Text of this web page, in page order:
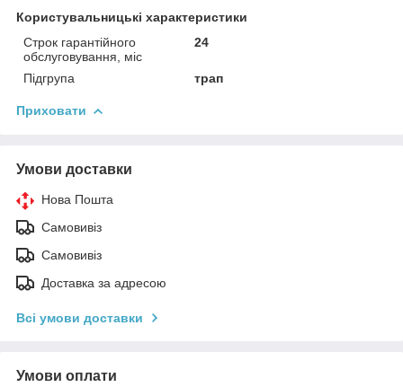
Користувальницькі характеристики
Строк гарантійного
обслуговування, міс
24
Підгрупа трап
Приховати
Умови доставки
Нова Пошта
Самовивіз
Самовивіз
Доставка за адресою
Всі умови доставки
Умови оплати